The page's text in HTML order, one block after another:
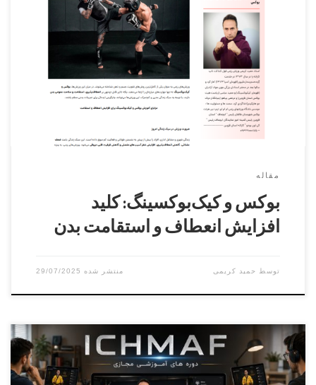
بوکس و کیک‌بوکسینگ ورزش‌هایی کامل و جامع هستند که انعطاف
و استقامت را همزمان افزایش می‌دهند. با اجرای منظم حرکات
ترکیبی و کششی، می‌توان بدن را مقاوم، منعطف و هماهنگ
ساخت و همزمان سلامت روان را نیز ارتقا داد. این ورزش‌ها برای
هر کسی که به دنبال یک برنامه تمرینی […]
مقاله
بوکس و کیک‌بوکسینگ: کلید
افزایش انعطاف و استقامت بدن
توسط حمید کریمی 29/07/2025